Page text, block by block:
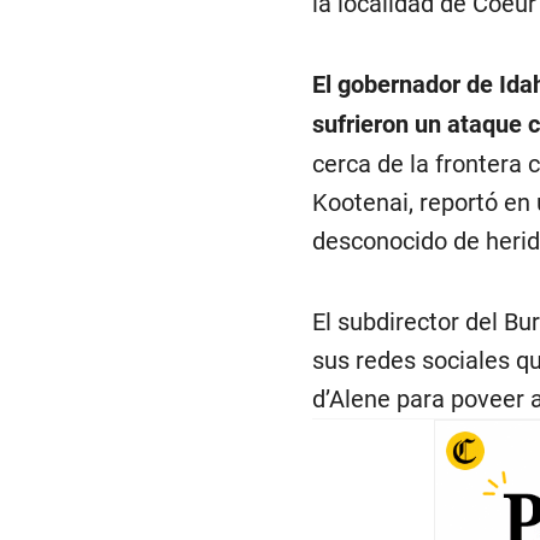
El gobernador de
sufrieron un ataque
cerca de la frontera
Kootenai, reportó
desconocido de
El subdirector del
sus redes sociales
d’Alene para poveer